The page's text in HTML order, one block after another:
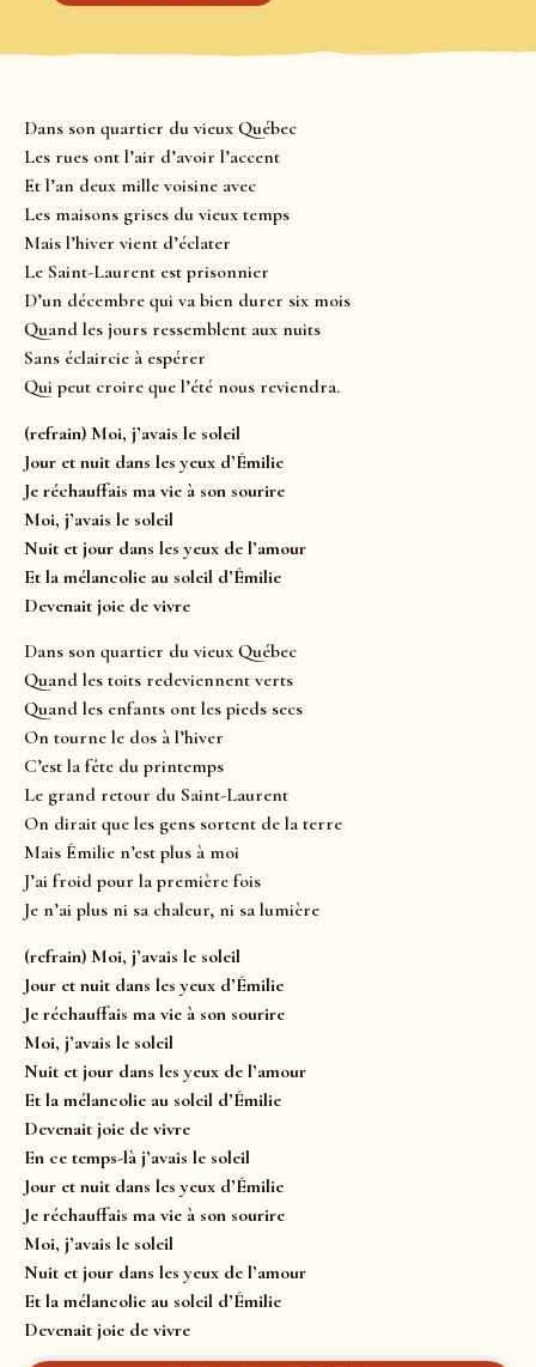
Dans son quartier du vieux Québec
Les rues ont l’air d’avoir l’accent
Et l’an deux mille voisine avec
Les maisons grises du vieux temps
Mais l’hiver vient d’éclater
Le Saint-Laurent est prisonnier
D’un décembre qui va bien durer six mois
Quand les jours ressemblent aux nuits
Sans éclaircie à espérer
Qui peut croire que l’été nous reviendra.
(refrain) Moi, j’avais le soleil
Jour et nuit dans les yeux d’Émilie
Je réchauffais ma vie à son sourire
Moi, j’avais le soleil
Nuit et jour dans les yeux de l’amour
Et la mélancolie au soleil d’Émilie
Devenait joie de vivre
Dans son quartier du vieux Québec
Quand les toits redeviennent verts
Quand les enfants ont les pieds secs
On tourne le dos à l’hiver
C’est la fête du printemps
Le grand retour du Saint-Laurent
On dirait que les gens sortent de la terre
Mais Émilie n’est plus à moi
J’ai froid pour la première fois
Je n’ai plus ni sa chaleur, ni sa lumière
(refrain) Moi, j’avais le soleil
Jour et nuit dans les yeux d’Émilie
Je réchauffais ma vie à son sourire
Moi, j’avais le soleil
Nuit et jour dans les yeux de l’amour
Et la mélancolie au soleil d’Émilie
Devenait joie de vivre
En ce temps-là j’avais le soleil
Jour et nuit dans les yeux d’Émilie
Je réchauffais ma vie à son sourire
Moi, j’avais le soleil
Nuit et jour dans les yeux de l’amour
Et la mélancolie au soleil d’Émilie
Devenait joie de vivre